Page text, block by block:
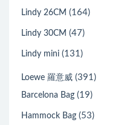
Lindy 26CM (164)
Lindy 30CM (47)
Lindy mini (131)
Loewe 羅意威 (391)
Barcelona Bag (19)
Hammock Bag (53)